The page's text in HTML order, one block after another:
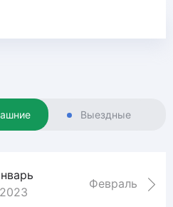
Выездные
2023
Февраль